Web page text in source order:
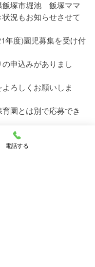
塚市堀池　飯塚ママ
況もお知らせさせて
申込みがありまし
ろしくお願いしま
園とは別で応募でき
保育園
電話する